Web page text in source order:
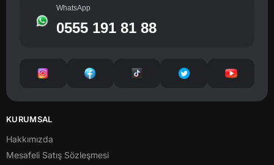
WhatsApp
0555 191 81 88
KURUMSAL
Hakkımızda
Mesafeli Satış Sözleşmesi